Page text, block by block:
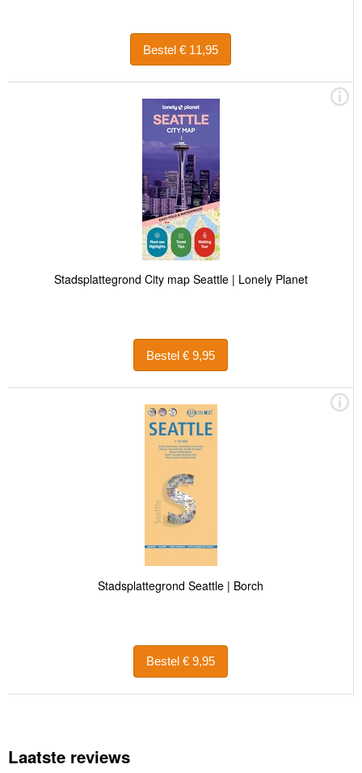
Bestel € 11,95
Stadsplattegrond City map Seattle | Lonely Planet
Bestel € 9,95
Stadsplattegrond Seattle | Borch
Bestel € 9,95
Laatste reviews